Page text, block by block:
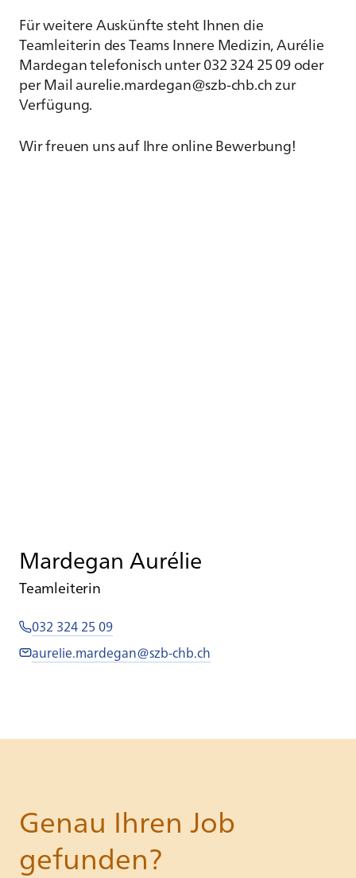
Für weitere Auskünfte steht Ihnen die
Teamleiterin des Teams Innere Medizin, Aurélie
Mardegan telefonisch unter 032 324 25 09 oder
per Mail aurelie.mardegan@szb-chb.ch zur
Verfügung.
Wir freuen uns auf Ihre online Bewerbung!
Mardegan Aurélie
Teamleiterin
032 324 25 09
aurelie.mardegan@szb-chb.ch
Genau Ihren Job
gefunden?